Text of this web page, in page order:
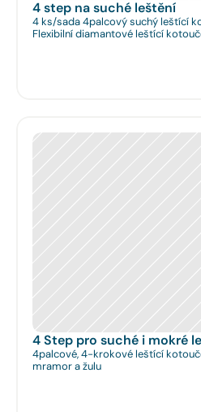
4 step na suché leštění
4 ks/sada 4palcový suchý leštící
Flexibilní diamantové leštící
4 Step pro suché i mokré
4palcové, 4-krokové leštící
mramor a žulu